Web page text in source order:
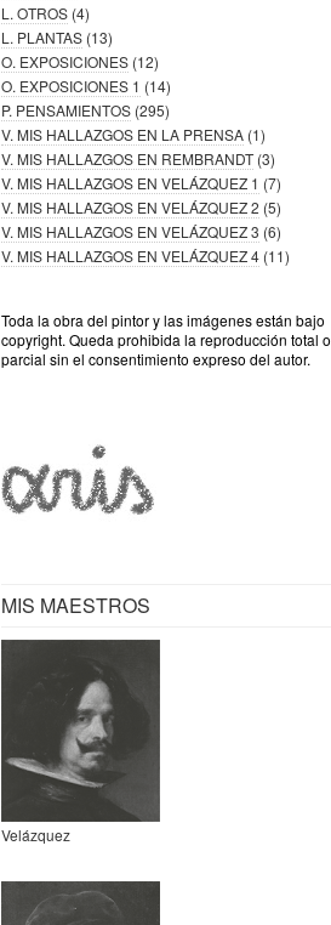
L. OTROS (4)
L. PLANTAS (13)
O. EXPOSICIONES (12)
O. EXPOSICIONES 1 (14)
P. PENSAMIENTOS (295)
V. MIS HALLAZGOS EN LA PRENSA (1)
V. MIS HALLAZGOS EN REMBRANDT (3)
V. MIS HALLAZGOS EN VELÁZQUEZ 1 (7)
V. MIS HALLAZGOS EN VELÁZQUEZ 2 (5)
V. MIS HALLAZGOS EN VELÁZQUEZ 3 (6)
V. MIS HALLAZGOS EN VELÁZQUEZ 4 (11)
Toda la obra del pintor y las imágenes están bajo
copyright. Queda prohibida la reproducción total o
parcial sin el consentimiento expreso del autor.
MIS MAESTROS
Velázquez